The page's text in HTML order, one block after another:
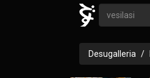
Desugalleria